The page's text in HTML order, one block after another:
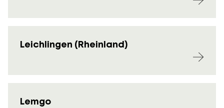
Leichlingen (Rheinland)
Lemgo